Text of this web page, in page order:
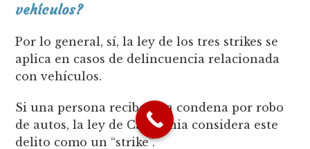
vehículos?
Por lo general, sí, la ley de los tres strikes se
aplica en casos de delincuencia relacionada
con vehículos.
Si una persona recibe una condena por robo
de autos, la ley de California considera este
delito como un “strike”.